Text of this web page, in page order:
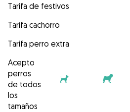
Tarifa de festivos
Tarifa cachorro
Tarifa perro extra
Acepto
perros
de todos
los
tamaños